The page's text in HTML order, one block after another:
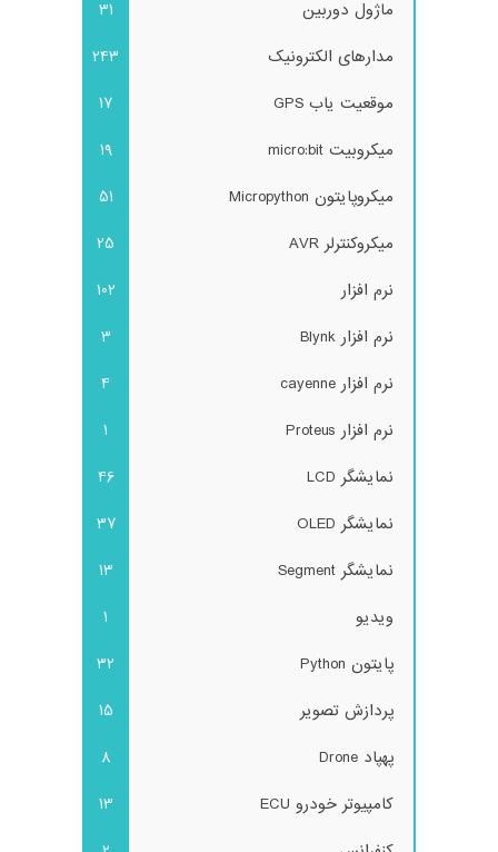
ماژول دوربین
31
مدارهای الکترونیک
243
موقعیت یاب GPS
17
میکروبیت micro:bit
19
میکروپایتون Micropython
51
میکروکنترلر AVR
25
نرم افزار
102
نرم افزار Blynk
3
نرم افزار cayenne
4
نرم افزار Proteus
1
نمایشگر LCD
46
نمایشگر OLED
37
نمایشگر Segment
13
ویدیو
1
پایتون Python
32
پردازش تصویر
15
پهپاد Drone
8
کامپیوتر خودرو ECU
13